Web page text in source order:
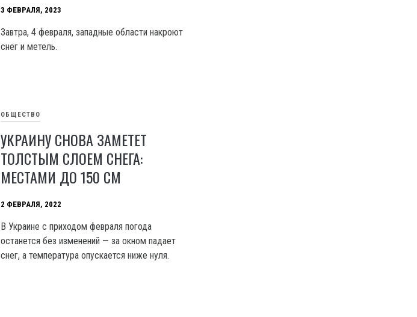
3 ФЕВРАЛЯ, 2023
Завтра, 4 февраля, западные области накроют
снег и метель.
ОБЩЕСТВО
УКРАИНУ СНОВА ЗАМЕТЕТ
ТОЛСТЫМ СЛОЕМ СНЕГА:
МЕСТАМИ ДО 150 СМ
2 ФЕВРАЛЯ, 2022
В Украине с приходом февраля погода
останется без изменений — за окном падает
снег, а температура опускается ниже нуля.